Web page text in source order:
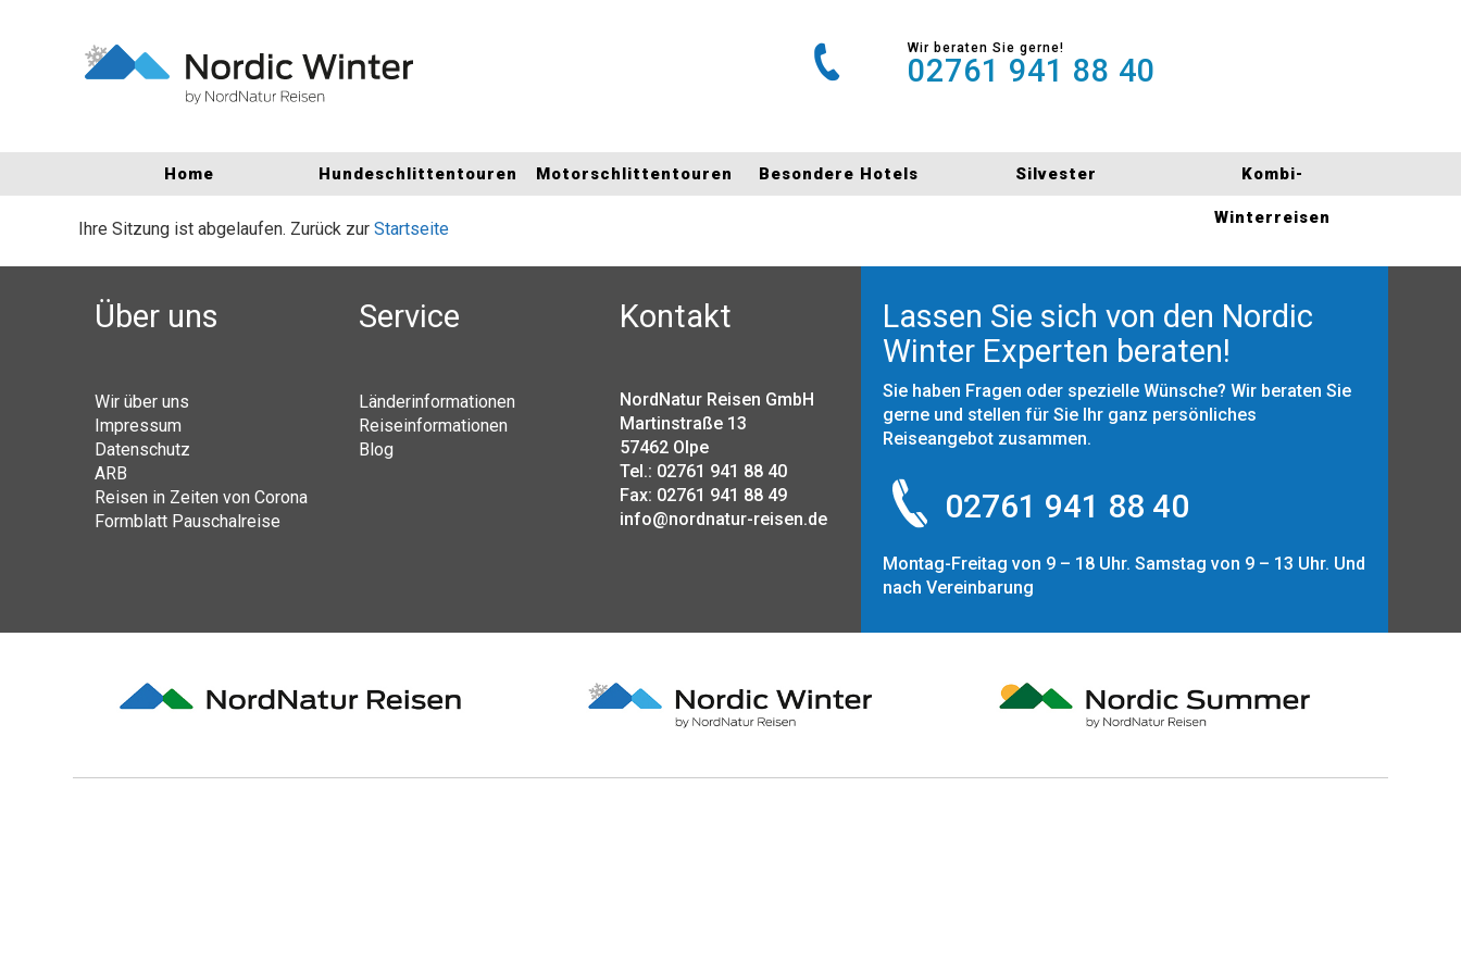
Wir beraten Sie gerne!
02761 941 88 40
Home Hundeschlittentouren Motorschlittentouren Besondere Hotels Silvester Kombi-
Winterreisen
Ihre Sitzung ist abgelaufen. Zurück zur Startseite
Über uns
Wir über uns
Impressum
Datenschutz
ARB
Reisen in Zeiten von Corona
Formblatt Pauschalreise
Service
Länderinformationen
Reiseinformationen
Blog
Kontakt
NordNatur Reisen GmbH
Martinstraße 13
57462 Olpe
Tel.: 02761 941 88 40
Fax: 02761 941 88 49
info@nordnatur-reisen.de
Lassen Sie sich von den Nordic
Winter Experten beraten!
Sie haben Fragen oder spezielle Wünsche? Wir beraten Sie
gerne und stellen für Sie Ihr ganz persönliches
Reiseangebot zusammen.
02761 941 88 40
Montag-Freitag von 9 – 18 Uhr. Samstag von 9 – 13 Uhr. Und
nach Vereinbarung